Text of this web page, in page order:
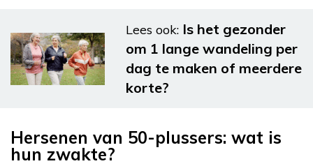
Lees ook: Is het gezonder
om 1 lange wandeling per
dag te maken of meerdere
korte?
Hersenen van 50-plussers: wat is
hun zwakte?